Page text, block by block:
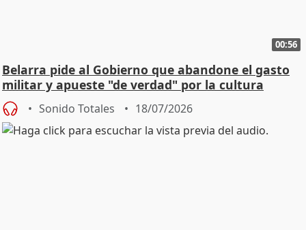
00:56
Belarra pide al Gobierno que abandone el gasto
militar y apueste "de verdad" por la cultura
Sonido Totales 18/07/2026